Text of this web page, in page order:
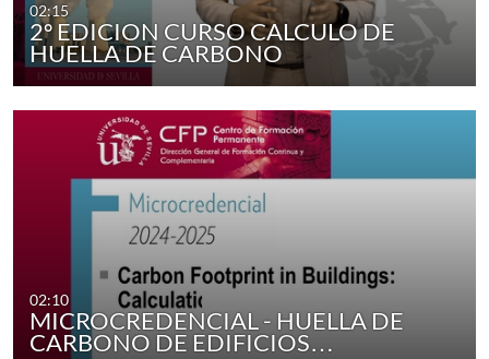
02:15
2º EDICION CURSO CALCULO DE
HUELLA DE CARBONO
02:10
MICROCREDENCIAL - HUELLA DE
CARBONO DE EDIFICIOS…